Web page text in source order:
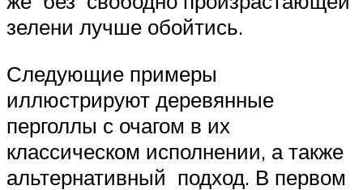
зелени лучше обойтись.
Следующие примеры
иллюстрируют деревянные
перголлы с очагом в их
классическом исполнении, а также
альтернативный подход. В первом